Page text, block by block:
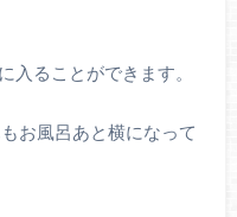
入ることができます。
お風呂あと横になって